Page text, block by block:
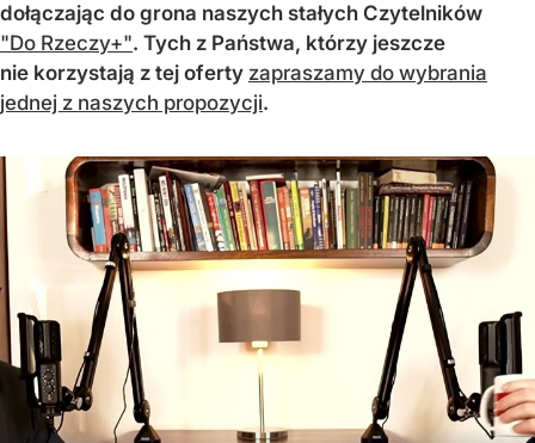
dołączając do grona naszych stałych Czytelników
"Do Rzeczy+". Tych z Państwa, którzy jeszcze
nie korzystają z tej oferty zapraszamy do wybrania
jednej z naszych propozycji.